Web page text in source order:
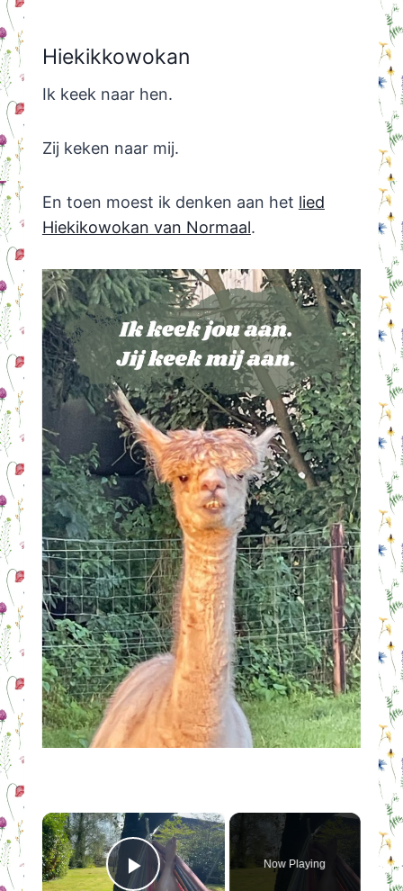
Hiekikkowokan
Ik keek naar hen.
Zij keken naar mij.
En toen moest ik denken aan het lied
Hiekikowokan van Normaal.
×
Now Playing